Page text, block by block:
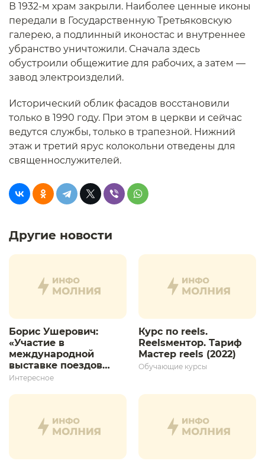
В 1932-м храм закрыли. Наиболее ценные иконы
передали в Государственную Третьяковскую
галерею, а подлинный иконостас и внутреннее
убранство уничтожили. Сначала здесь
обустроили общежитие для рабочих, а затем —
завод электроизделий.
Исторический облик фасадов восстановили
только в 1990 году. При этом в церкви и сейчас
ведутся службы, только в трапезной. Нижний
этаж и третий ярус колокольни отведены для
священнослужителей.
Другие новости
Борис Ушерович:
«Участие в
международной
выставке поездов
дает толчок для
развития»
Интересное
Курс по reels.
Reelsментор. Тариф
Мастер reels (2022)
Обучающие курсы